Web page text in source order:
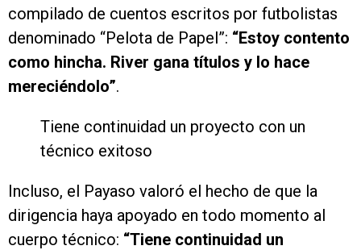
compilado de cuentos escritos por futbolistas
denominado “Pelota de Papel”: “Estoy contento
como hincha. River gana títulos y lo hace
mereciéndolo”.
Tiene continuidad un proyecto con un
técnico exitoso
Incluso, el Payaso valoró el hecho de que la
dirigencia haya apoyado en todo momento al
cuerpo técnico: “Tiene continuidad un